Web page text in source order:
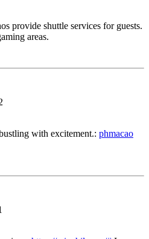
provide shuttle services for guests.
areas.
with excitement.: phmacao